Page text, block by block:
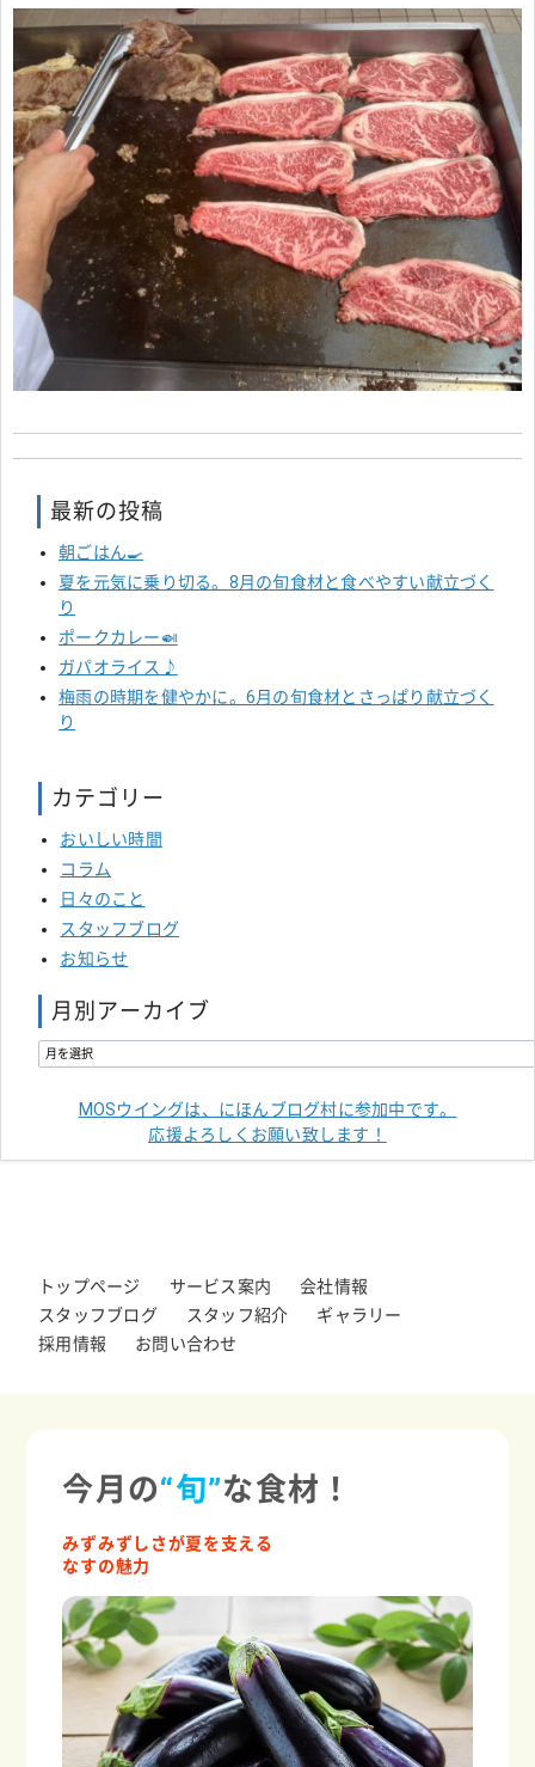
最新の投稿
朝ごはん🍳
夏を元気に乗り切る。8月の旬食材と食べやすい献立づく
り
ポークカレー🍛
ガパオライス♪
梅雨の時期を健やかに。6月の旬食材とさっぱり献立づく
り
カテゴリー
おいしい時間
コラム
日々のこと
スタッフブログ
お知らせ
月別アーカイブ
MOSウイングは、にほんブログ村に参加中です。
応援よろしくお願い致します！
トップページ サービス案内
会社情報
スタッフブログ
スタッフ紹介
ギャラリー
採用情報
お問い合わせ
今月の“旬”な食材！
みずみずしさが夏を支える
なすの魅力